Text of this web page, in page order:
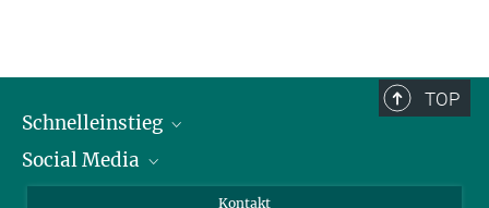
TOP
Schnelleinstieg
Alumni
Social Media
Kontakt